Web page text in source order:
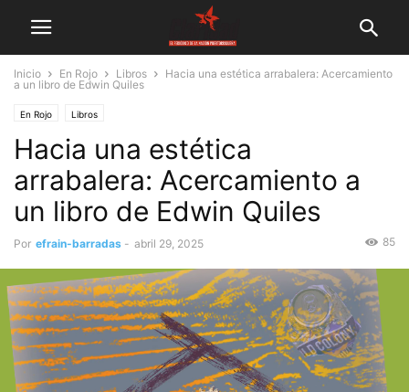
Inicio En Rojo Libros
Hacia una estética arrabalera: Acercamiento
a un libro de Edwin Quiles
En Rojo Libros
Hacia una estética
arrabalera: Acercamiento a
un libro de Edwin Quiles
Por efrain-barradas - abril 29, 2025 85